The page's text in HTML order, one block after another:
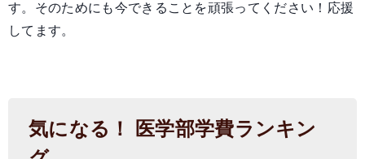
す。そのためにも今できることを頑張ってください！応援
してます。
気になる！ 医学部学費ランキン